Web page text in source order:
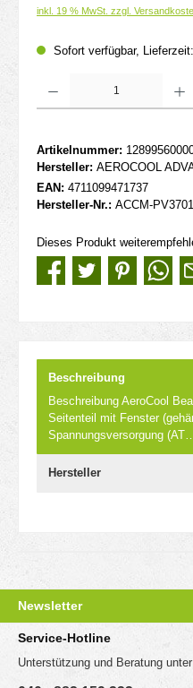
inkl. 19 % MwSt. zzgl.
Sofort verfügbar,
Artikelnummer:
Hersteller: AEROCOOL
EAN: 4711099471737
Hersteller-Nr.: ACCM-
Dieses Produkt
Beschreibung
Beschreibung AeroCool
Seitenteil mit Fenster
Spannungsversorgung
Hersteller
Newsletter
Service-Hotline
Unterstützung und Beratung